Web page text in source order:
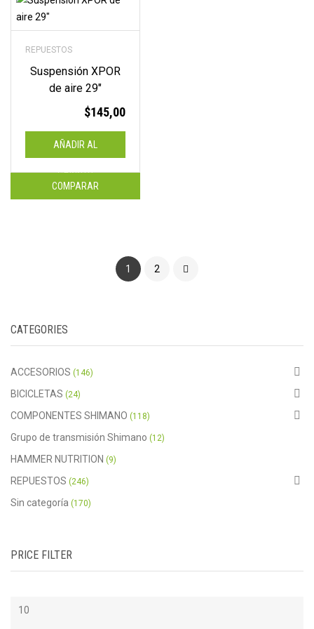
REPUESTOS
Suspensión XPOR
de aire 29″
$145,00
AÑADIR AL
CARRITO
COMPARAR
1 2
CATEGORIES
ACCESORIOS (146)
BICICLETAS (24)
COMPONENTES SHIMANO (118)
Grupo de transmisión Shimano (12)
HAMMER NUTRITION (9)
REPUESTOS (246)
Sin categoría (170)
PRICE FILTER
Precio